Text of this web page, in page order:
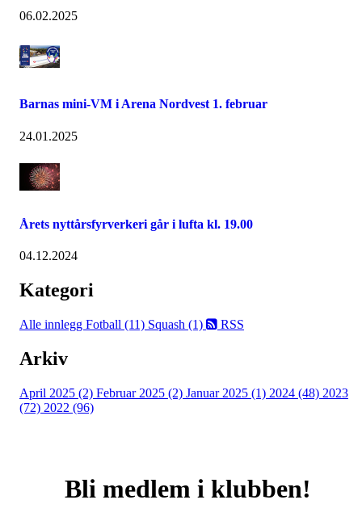
06.02.2025
Barnas mini-VM i Arena Nordvest 1. februar
24.01.2025
Årets nyttårsfyrverkeri går i lufta kl. 19.00
04.12.2024
Kategori
Alle innlegg Fotball (11) Squash (1) RSS
Arkiv
April 2025 (2) Februar 2025 (2) Januar 2025 (1) 2024 (48) 2023
(72) 2022 (96)
Bli medlem i klubben!